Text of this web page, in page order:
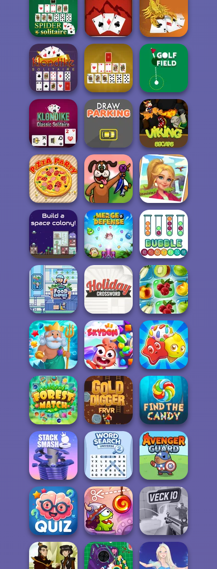
Checkers
Save Baby
Capybaras: Pull
Pin
Bubble Shooter
Pro 4
Spider Solitaire Tripeaks Solitaire
Scorpion
Solitaire
Klondike
Solitaire Classic
Pyramid Solitaire Golf Field
Klondike Classic
Solitaire
Draw Parking Viking Escape
Pizza Party Duck Hunter Tropical Merge
The Final Earth 2 Bubble Sorting
Idle Food Empire
Inc.
Holiday
Crossword
Fruit Connect 2
Fish Story Skydom Candy Riddles
Forest Match
Gold Digger
FRVR
Find the Candy
Stack Smash
Word Search
Universe 2
Avenger Guard